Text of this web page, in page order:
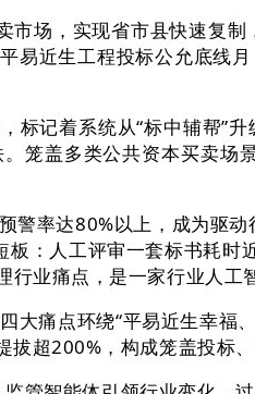
，实现省市县快速复制
易近生工程投标公允底
记着系统从“标中辅帮”
笼盖多类公共资本买卖
率达80%以上，成为驱
：人工评审一套标书耗
业痛点，是一家行业人工
痛点环绕“平易近生幸福
超200%，构成笼盖投标